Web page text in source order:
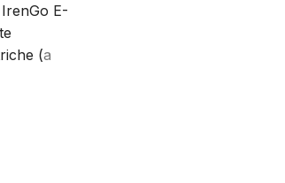
E-
(a